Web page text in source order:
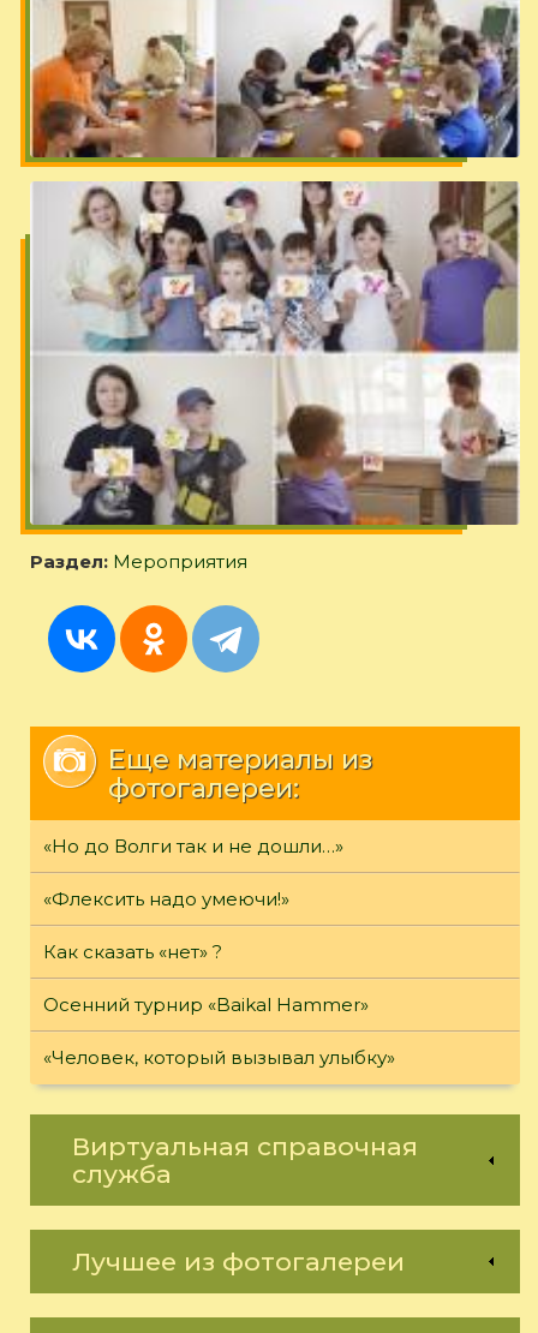
Раздел: Мероприятия
Еще материалы из
фотогалереи:
«Но до Волги так и не дошли…»
«Флексить надо умеючи!»
Как сказать «нет» ?
Осенний турнир «Baikal Hammer»
«Человек, который вызывал улыбку»
Виртуальная справочная
служба
Лучшее из фотогалереи